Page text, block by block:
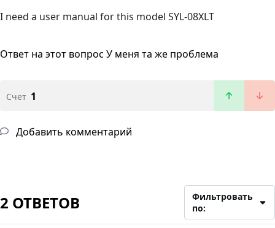
I need a user manual for this model SYL-08XLT
Ответ на этот вопрос У меня та же проблема
Счет 1
Добавить комментарий
2 ОТВЕТОВ
Фильтровать
по: